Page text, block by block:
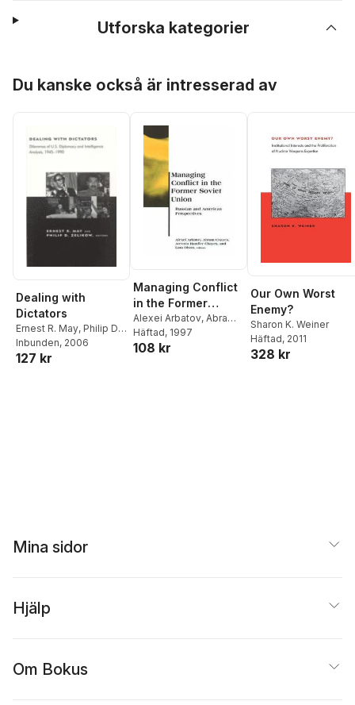
Utforska kategorier
Du kanske också är intresserad av
Dealing with
Dictators
Ernest R. May, Philip D.
Zelikow
Inbunden, 2006
127 kr
Managing Conflict
in the Former
Soviet Union
Alexei Arbatov, Abram
Chayes ,Antonia
Handler Chayes
Häftad, 1997
108 kr
Our Own Worst
Enemy?
Sharon K. Weiner
Häftad, 2011
328 kr
Mina sidor
Hjälp
Om Bokus